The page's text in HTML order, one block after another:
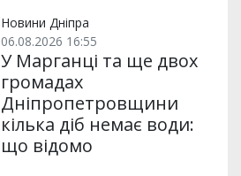
m p
Новини Дніпра
06.08.2026 16:55
У Марганці та ще двох
громадах
Дніпропетровщини
кілька діб немає води:
що відомо